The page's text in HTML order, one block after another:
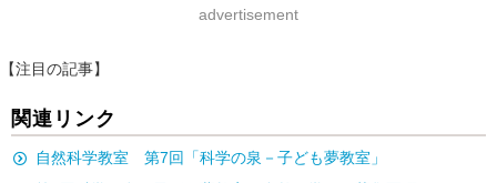
advertisement
【注目の記事】
関連リンク
自然科学教室 第7回「科学の泉－子ども夢教室」